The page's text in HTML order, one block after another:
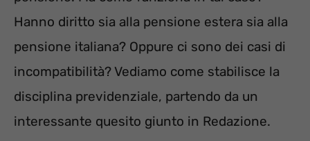
Hanno diritto sia alla pensione estera sia alla
pensione italiana? Oppure ci sono dei casi di
incompatibilità? Vediamo come stabilisce la
disciplina previdenziale, partendo da un
interessante quesito giunto in Redazione.